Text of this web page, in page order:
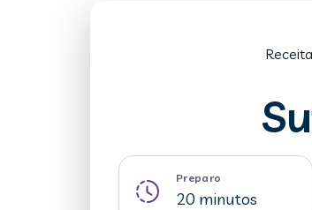
Preparo
20 minutos